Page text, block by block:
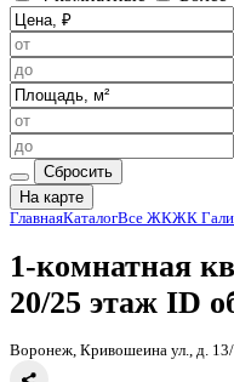
Сбросить
На карте
Главная КаталогВсе ЖК